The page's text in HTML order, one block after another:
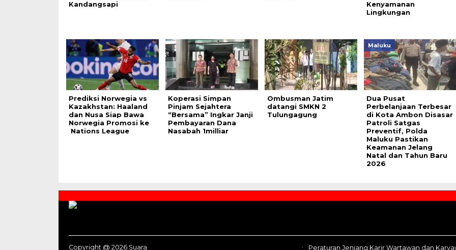
Kandangsapi
Kenyamanan
Lingkungan
Prediksi Norwegia vs
Kazakhstan: Haaland
dan Nusa Siap Bawa
Norwegia Promosi ke
Nations League
Koperasi Simpan
Pinjam Sejahtera
“Bersama” Ingkar Janji
Pembayaran Dana
Nasabah 1milliar
Ombusman Jatim
datangi SMKN 2
Tulungagung
Maluku
Dua Pusat
Perbelanjaan Terbesar
di Kota Ambon Disasar
Patroli Satgas
Preventif, Polda
Maluku Pastikan
Keamanan Jelang
Natal dan Tahun Baru
2026
Copyright @ 2026 Suara Peraturan Jenjang Karir Wartawan dan